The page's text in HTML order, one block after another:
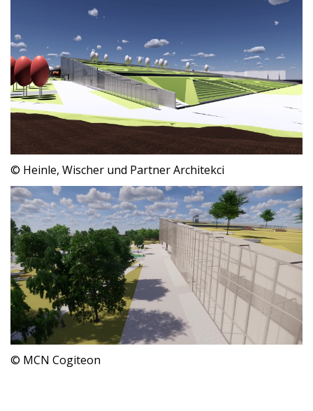
© Heinle, Wischer und Partner Architekci
© MCN Cogiteon